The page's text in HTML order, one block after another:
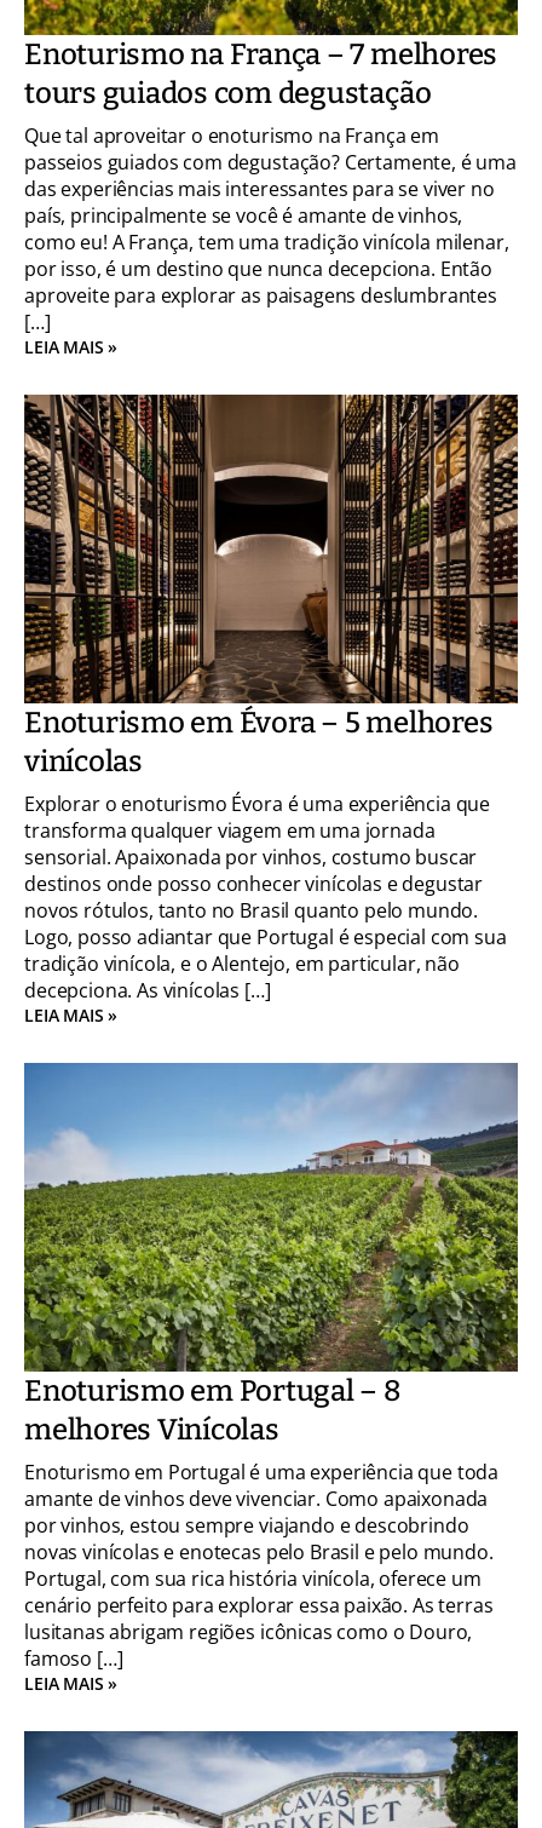
Enoturismo na França – 7 melhores
tours guiados com degustação
Que tal aproveitar o enoturismo na França em
passeios guiados com degustação? Certamente, é uma
das experiências mais interessantes para se viver no
país, principalmente se você é amante de vinhos,
como eu! A França, tem uma tradição vinícola milenar,
por isso, é um destino que nunca decepciona. Então
aproveite para explorar as paisagens deslumbrantes
[…]
LEIA MAIS »
Enoturismo em Évora – 5 melhores
vinícolas
Explorar o enoturismo Évora é uma experiência que
transforma qualquer viagem em uma jornada
sensorial. Apaixonada por vinhos, costumo buscar
destinos onde posso conhecer vinícolas e degustar
novos rótulos, tanto no Brasil quanto pelo mundo.
Logo, posso adiantar que Portugal é especial com sua
tradição vinícola, e o Alentejo, em particular, não
decepciona. As vinícolas […]
LEIA MAIS »
Enoturismo em Portugal – 8
melhores Vinícolas
Enoturismo em Portugal é uma experiência que toda
amante de vinhos deve vivenciar. Como apaixonada
por vinhos, estou sempre viajando e descobrindo
novas vinícolas e enotecas pelo Brasil e pelo mundo.
Portugal, com sua rica história vinícola, oferece um
cenário perfeito para explorar essa paixão. As terras
lusitanas abrigam regiões icônicas como o Douro,
famoso […]
LEIA MAIS »